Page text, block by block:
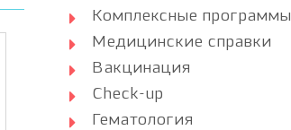
Комплексные программы
Медицинские справки
Вакцинация
Check-up
Гематология